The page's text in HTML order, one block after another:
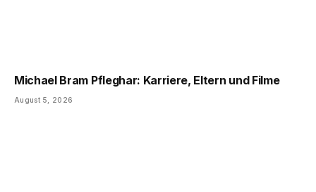
Michael Bram Pfleghar: Karriere, Eltern und Filme
August 5, 2026